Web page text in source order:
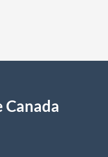
Canada